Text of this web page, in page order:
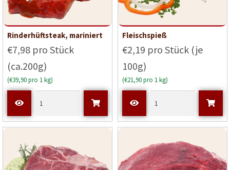
Rinderhüftsteak, mariniert
€7,98 pro Stück
(ca.200g)
(€39,90 pro 1 kg)
Fleischspieß
€2,19 pro Stück (je
100g)
(€21,90 pro 1 kg)